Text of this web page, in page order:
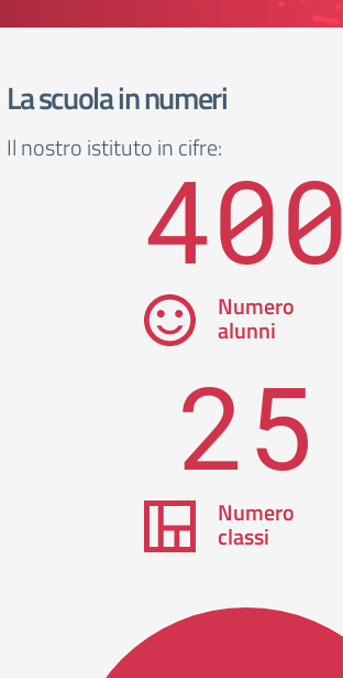
La scuola in numeri
Il nostro istituto in cifre:400
Numero
alunni
25
Numero
classi